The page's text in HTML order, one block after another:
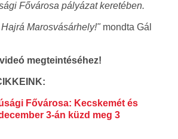
Fővárosa pályázat keretében.
Marosvásárhely!"mondta Gál
megteintéséhez!
Fővárosa: Kecskemét és
3-án küzd meg 3